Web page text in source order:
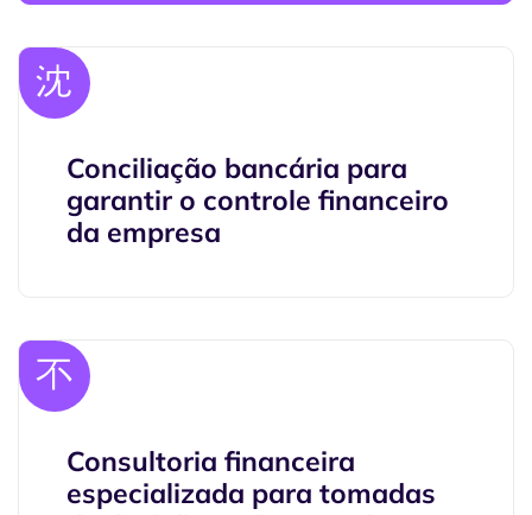
Conciliação bancária para
garantir o controle financeiro
da empresa
Consultoria financeira
especializada para tomadas